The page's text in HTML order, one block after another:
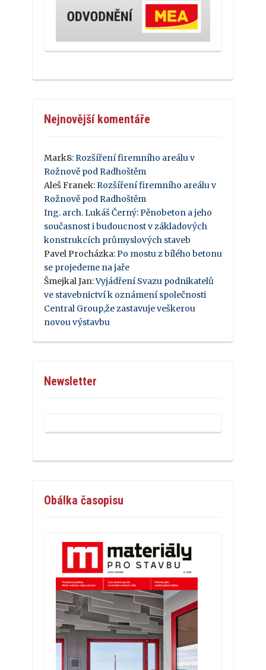
Nejnovější komentáře
Mark8: Rozšíření firemního areálu v
Rožnově pod Radhoštěm
Aleš Franek: Rozšíření firemního areálu v
Rožnově pod Radhoštěm
Ing. arch. Lukáš Černý: Pěnobeton a jeho
současnost i budoucnost v základových
konstrukcích průmyslových staveb
Pavel Procházka: Po mostu z bílého betonu
se projedeme na jaře
Šmejkal Jan:Vyjádření Svazu podnikatelů
ve stavebnictví k oznámení společnosti
Central Group,že zastavuje veškerou
novou výstavbu
Newsletter
Obálka časopisu